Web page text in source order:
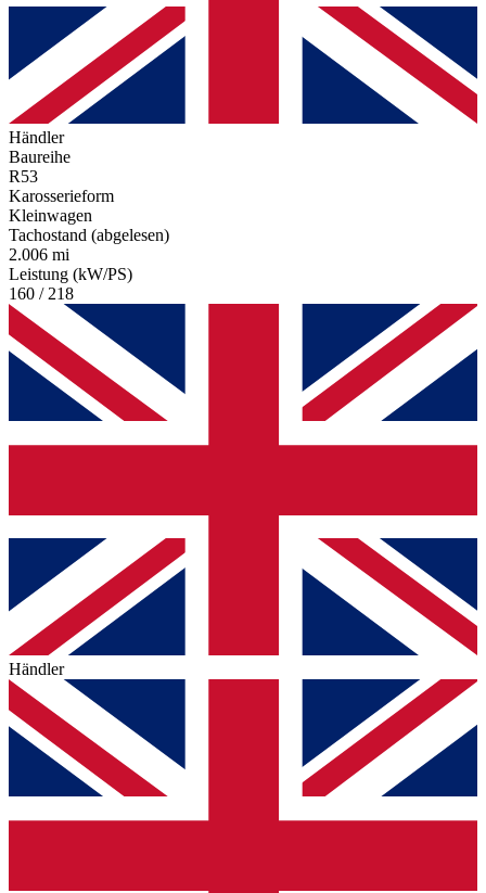
Händler
Baureihe
R53
Karosserieform
Kleinwagen
Tachostand (abgelesen)
2.006 mi
Leistung (kW/PS)
160 / 218
Händler